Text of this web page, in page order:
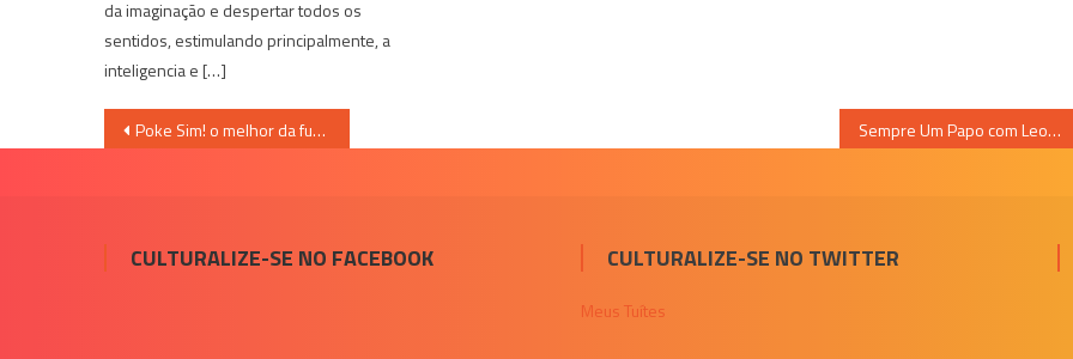
da imaginação e despertar todos os
sentidos, estimulando principalmente, a
inteligencia e […]
Navegação
Poke Sim! o melhor da fusão entre a culinária japonesa e havaina Sempre Um Papo com Leonardo Boff
CULTURALIZE-SE NO FACEBOOK CULTURALIZE-SE NO TWITTER
Meus Tuítes